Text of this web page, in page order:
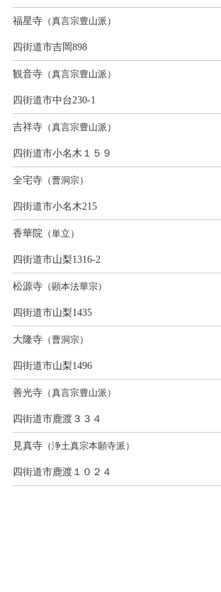
福星寺（真言宗豊山派）
四街道市吉岡898
観音寺（真言宗豊山派）
四街道市中台230-1
吉祥寺（真言宗豊山派）
四街道市小名木１５９
全宅寺（曹洞宗）
四街道市小名木215
香華院 （単立）
四街道市山梨1316-2
松源寺（顕本法華宗）
四街道市山梨1435
大隆寺（曹洞宗）
四街道市山梨1496
善光寺（真言宗豊山派）
四街道市鹿渡３３４
見真寺（浄土真宗本願寺派）
四街道市鹿渡１０２４